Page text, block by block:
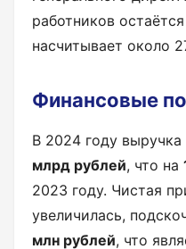
работников
насчитывает около
Финансовые
В 2024 году выручка
млрд рублей, что на
2023 году. Чистая
увеличилась,
млн рублей, что